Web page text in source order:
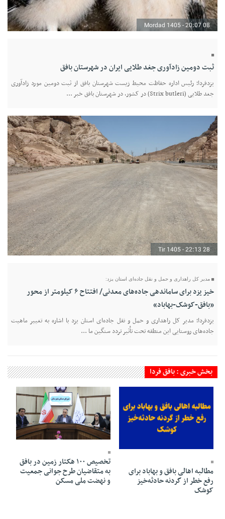
08 Mordad 1405 - 20:07
ثبت دومین زادآوری جغد طلایی ایران در شهرستان بافق
یزدفردا؛ رئیس اداره حفاظت محیط زیست شهرستان بافق از ثبت دومین مورد زادآوری
جغد طلایی (Strix butleri) در کشور، در شهرستان بافق خبر ...
28 Tir 1405 - 22:13
مدیر کل راهداری و حمل‌ و نقل جاده‌ای استان یزد:
خیز یزد برای ساماندهی جاده‌های معدنی/ افتتاح ۶ کیلومتر از محور
«بافق-کوشک-بهاباد»
یزدفردا؛ مدیر کل راهداری و حمل‌ و نقل جاده‌ای استان یزد با اشاره به تغییر ماهیت
جاده‌های روستایی این منطقه تحت تأثیر تردد سنگین ما ...
بخش خبری : بافق فردا
مطالبه اهالی بافق و بهاباد برای
رفع خطر از گردنه حادثه‌خیز
کوشک
10 Khordad 1405 - 19:14
تخصیص ۱۰۰ هکتار زمین در بافق
به متقاضیان طرح جوانی جمعیت
و نهضت ملی مسکن